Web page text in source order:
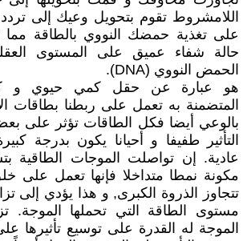
اللامشروط تقوم بتحويل وعيك إلى
على تغذية حمضك النووي بالطاقة
حالة شفاء عميق على المستوى
الحمض النووي (DNA).
هو عبارة عن حقل كمي حيوي و
المتضمنة به تعمل على ربطنا بطاقات
بالوعي أيضا فكل الطاقات تؤثر على
التأثير طفيفا و أحيانا يكون بدرجة
عادية. إن تواصلت الموجات الطاقية
مكونة نمطا متداخلا فإنها تعمل على
تتجاوز الذروة الكبرى, و هذا يؤدي إلى
مستوى الطاقة التي تحملها الموجة.
الموجة له القدرة على توسيع تأثيرها